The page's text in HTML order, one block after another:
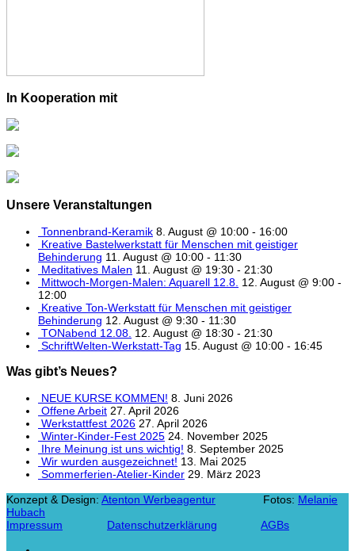
In Kooperation mit
Unsere Veranstaltungen
Tonnenbrand-Keramik 8. August @ 10:00 - 16:00
Kreative Bastelwerkstatt für Menschen mit geistiger
Behinderung 11. August @ 10:00 - 11:30
Meditatives Malen 11. August @ 19:30 - 21:30
Mittwoch-Morgen-Malen: Aquarell 12.8. 12. August @ 9:00 -
12:00
Kreative Ton-Werkstatt für Menschen mit geistiger
Behinderung 12. August @ 9:30 - 11:30
TONabend 12.08. 12. August @ 18:30 - 21:30
SchriftWelten-Werkstatt-Tag 15. August @ 10:00 - 16:45
Was gibt’s Neues?
NEUE KURSE KOMMEN! 8. Juni 2026
Offene Arbeit 27. April 2026
Werkstattfest 2026 27. April 2026
Winter-Kinder-Fest 2025 24. November 2025
Ihre Meinung ist uns wichtig! 8. September 2025
Wir wurden ausgezeichnet! 13. Mai 2025
Sommerferien-Atelier-Kinder 29. März 2023
Konzept & Design: Atenton Werbeagentur Fotos: Melanie
Hubach
Impressum
Datenschutzerklärung AGBs